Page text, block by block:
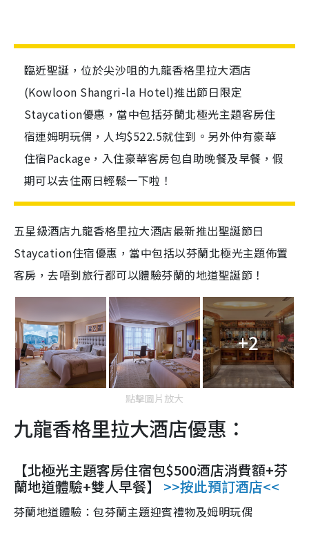
臨近聖誕，位於尖沙咀的九龍香格里拉大酒店
(Kowloon Shangri-la Hotel)推出節日限定
Staycation優惠，當中包括芬蘭北極光主題客房住
宿連姆明玩偶，人均$522.5就住到。另外仲有豪華
住宿Package，入住豪華客房包自助晚餐及早餐，假
期可以去住兩日輕鬆一下啦！
五星級酒店九龍香格里拉大酒店最新推出聖誕節日
Staycation住宿優惠，當中包括以芬蘭北極光主題佈置
客房，去唔到旅行都可以體驗芬蘭的地道聖誕節！
+2
點擊圖片放大
九龍香格里拉大酒店優惠：
【北極光主題客房住宿包$500酒店消費額+芬
蘭地道體驗+雙人早餐】 >>按此預訂酒店<<
芬蘭地道體驗：包芬蘭主題迎賓禮物及姆明玩偶